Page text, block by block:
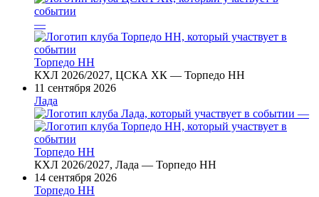
—
Торпедо НН
КХЛ 2026/2027, ЦСКА ХК — Торпедо НН
11 сентября 2026
Лада
—
Торпедо НН
КХЛ 2026/2027, Лада — Торпедо НН
14 сентября 2026
Торпедо НН